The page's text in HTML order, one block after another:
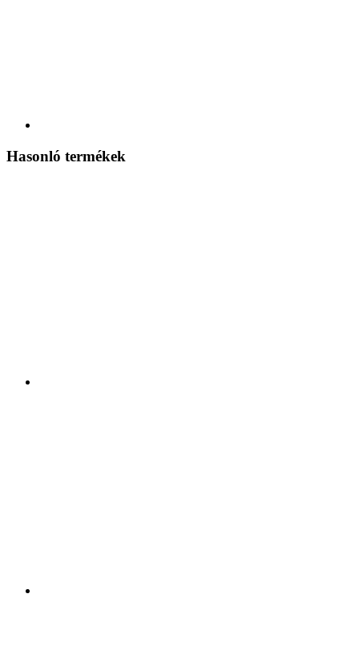
Hasonló termékek